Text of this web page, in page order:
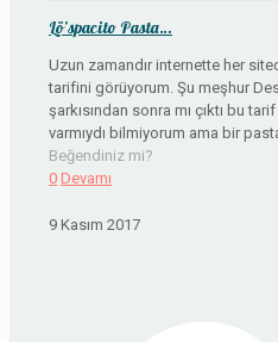
Lö’spacito Pasta…
Uzun zamandır internette her
tarifini görüyorum. Şu meşhur
şarkısından sonra mı çıktı bu
varmıydı bilmiyorum ama bir
Beğendiniz mi?
0 Devamı
9 Kasım 2017